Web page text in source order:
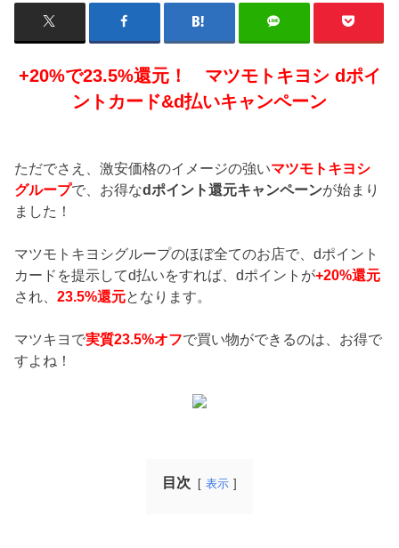
+20%で23.5%還元！ マツモトキヨシ dポイ
ントカード&d払いキャンペーン
ただでさえ、激安価格のイメージの強いマツモトキヨシ
グループで、お得なdポイント還元キャンペーンが始まり
ました！
マツモトキヨシグループのほぼ全てのお店で、dポイント
カードを提示してd払いをすれば、dポイントが+20%還元
され、23.5%還元となります。
マツキヨで実質23.5%オフで買い物ができるのは、お得で
すよね！
目次 表示